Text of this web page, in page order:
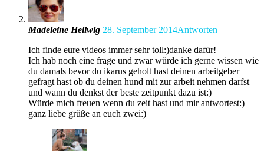
Madeleine Hellwig 28. September 2014Antworten
Ich finde eure videos immer sehr toll:)danke dafür!
Ich hab noch eine frage und zwar würde ich gerne wissen wie
du damals bevor du ikarus geholt hast deinen arbeitgeber
gefragt hast ob du deinen hund mit zur arbeit nehmen darfst
und wann du denkst der beste zeitpunkt dazu ist:)
Würde mich freuen wenn du zeit hast und mir antwortest:)
ganz liebe grüße an euch zwei:)